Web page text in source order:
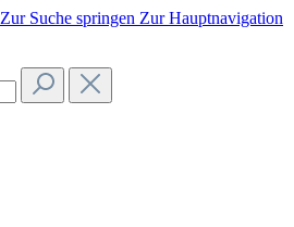
Zur Suche springen Zur Hauptnavigation